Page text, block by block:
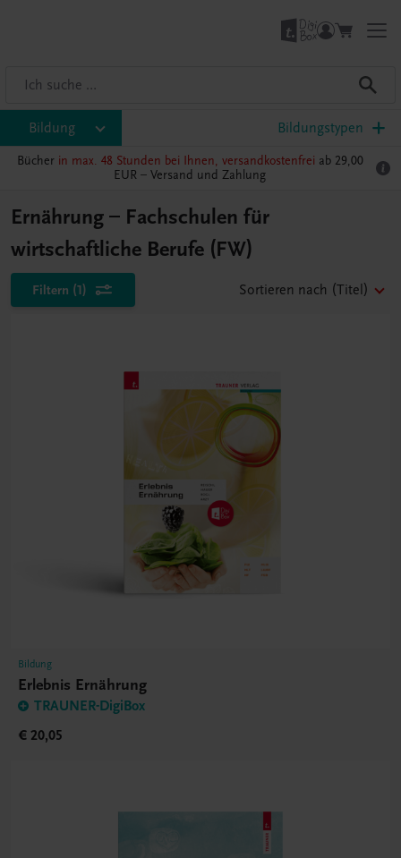
Bildung Bildungstypen
Bücher in max. 48 Stunden bei Ihnen, versandkostenfrei ab 29,00
EUR – Versand und Zahlung
Ernährung – Fachschulen für
wirtschaftliche Berufe (FW)
Filtern (1) Sortieren nach (Titel)
Bildung
Erlebnis Ernährung
TRAUNER-DigiBox
€ 20,05